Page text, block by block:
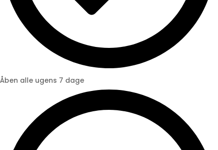
Åben alle ugens 7 dage